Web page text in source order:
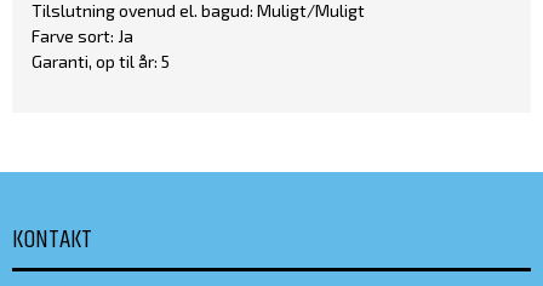
Tilslutning ovenud el. bagud: Muligt/Muligt
Farve sort: Ja
Garanti, op til år: 5
KONTAKT